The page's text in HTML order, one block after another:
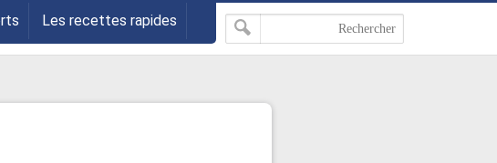
Les recettes rapides